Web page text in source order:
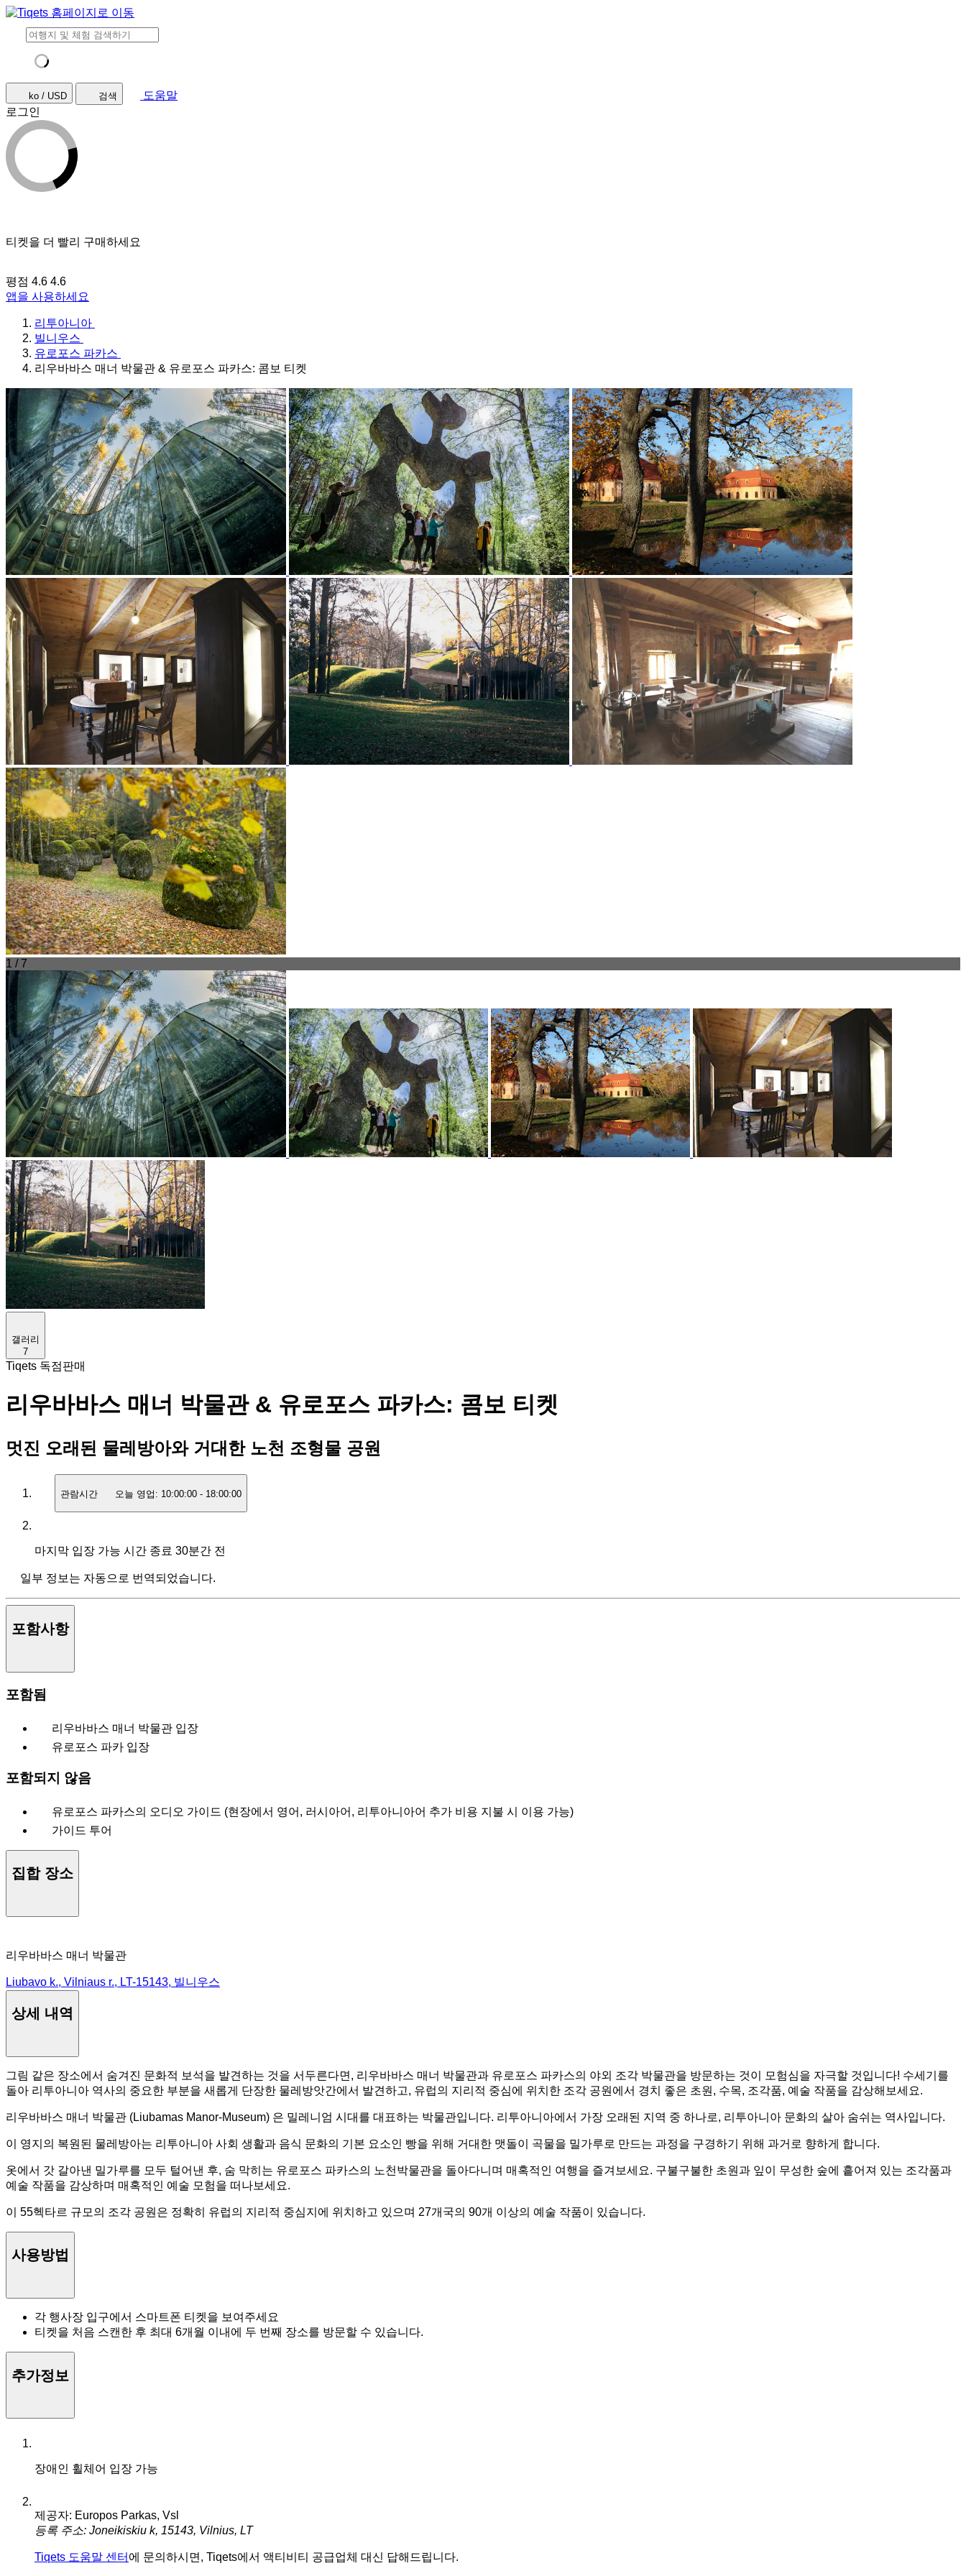
ko / USD 검색
도움말
로그인
티켓을 더 빨리 구매하세요
평점 4.6 4.6
앱을 사용하세요
리투아니아
빌니우스
유로포스 파카스
리우바바스 매너 박물관 & 유로포스 파카스: 콤보 티켓
1 / 7
갤러리
7
Tiqets 독점판매
리우바바스 매너 박물관 & 유로포스 파카스: 콤보 티켓
멋진 오래된 물레방아와 거대한 노천 조형물 공원
관람시간 오늘 영업: 10:00:00 - 18:00:00
마지막 입장 가능 시간 종료 30분간 전
일부 정보는 자동으로 번역되었습니다.
포함사항
포함됨
리우바바스 매너 박물관 입장
유로포스 파카 입장
포함되지 않음
유로포스 파카스의 오디오 가이드 (현장에서 영어, 러시아어, 리투아니아어 추가 비용 지불 시 이용 가능)
가이드 투어
집합 장소
리우바바스 매너 박물관
Liubavo k., Vilniaus r., LT-15143, 빌니우스
상세 내역
그림 같은 장소에서 숨겨진 문화적 보석을 발견하는 것을 서두른다면, 리우바바스 매너 박물관과 유로포스 파카스의 야외 조각 박물관을 방문하는 것이 모험심을 자극할 것입니다! 수세기를
돌아 리투아니아 역사의 중요한 부분을 새롭게 단장한 물레방앗간에서 발견하고, 유럽의 지리적 중심에 위치한 조각 공원에서 경치 좋은 초원, 수목, 조각품, 예술 작품을 감상해보세요.
리우바바스 매너 박물관 (Liubamas Manor-Museum) 은 밀레니엄 시대를 대표하는 박물관입니다. 리투아니아에서 가장 오래된 지역 중 하나로, 리투아니아 문화의 살아 숨쉬는 역사입니다.
이 영지의 복원된 물레방아는 리투아니아 사회 생활과 음식 문화의 기본 요소인 빵을 위해 거대한 맷돌이 곡물을 밀가루로 만드는 과정을 구경하기 위해 과거로 향하게 합니다.
옷에서 갓 갈아낸 밀가루를 모두 털어낸 후, 숨 막히는 유로포스 파카스의 노천박물관을 돌아다니며 매혹적인 여행을 즐겨보세요. 구불구불한 초원과 잎이 무성한 숲에 흩어져 있는 조각품과
예술 작품을 감상하며 매혹적인 예술 모험을 떠나보세요.
이 55헥타르 규모의 조각 공원은 정확히 유럽의 지리적 중심지에 위치하고 있으며 27개국의 90개 이상의 예술 작품이 있습니다.
사용방법
각 행사장 입구에서 스마트폰 티켓을 보여주세요
티켓을 처음 스캔한 후 최대 6개월 이내에 두 번째 장소를 방문할 수 있습니다.
추가정보
장애인 휠체어 입장 가능
제공자: Europos Parkas, Vsl
등록 주소: Joneikiskiu k, 15143, Vilnius, LT
Tiqets 도움말 센터 에 문의하시면, Tiqets에서 액티비티 공급업체 대신 답해드립니다.